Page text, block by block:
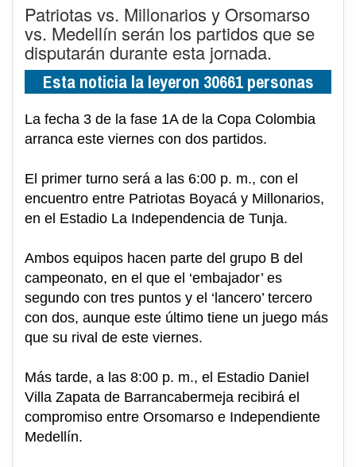
Patriotas vs. Millonarios y Orsomarso
vs. Medellín serán los partidos que se
disputarán durante esta jornada.
Esta noticia la leyeron 30661 personas
La fecha 3 de la fase 1A de la Copa Colombia
arranca este viernes con dos partidos.
El primer turno será a las 6:00 p. m., con el
encuentro entre Patriotas Boyacá y Millonarios,
en el Estadio La Independencia de Tunja.
Ambos equipos hacen parte del grupo B del
campeonato, en el que el ‘embajador’ es
segundo con tres puntos y el ‘lancero’ tercero
con dos, aunque este último tiene un juego más
que su rival de este viernes.
Más tarde, a las 8:00 p. m., el Estadio Daniel
Villa Zapata de Barrancabermeja recibirá el
compromiso entre Orsomarso e Independiente
Medellín.